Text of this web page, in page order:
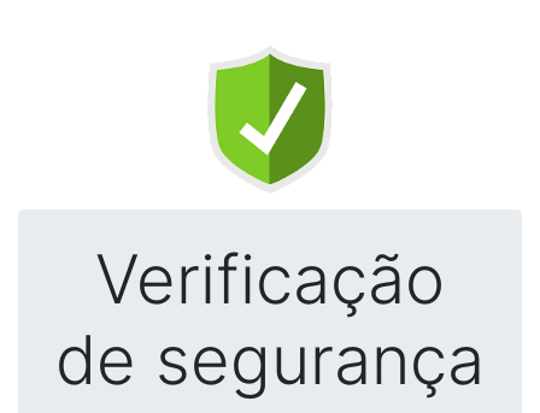
Verificação
de segurança